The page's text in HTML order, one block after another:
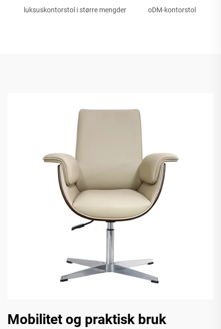
luksuskontorstol i større mengder oDM-kontorstol
Mobilitet og praktisk bruk